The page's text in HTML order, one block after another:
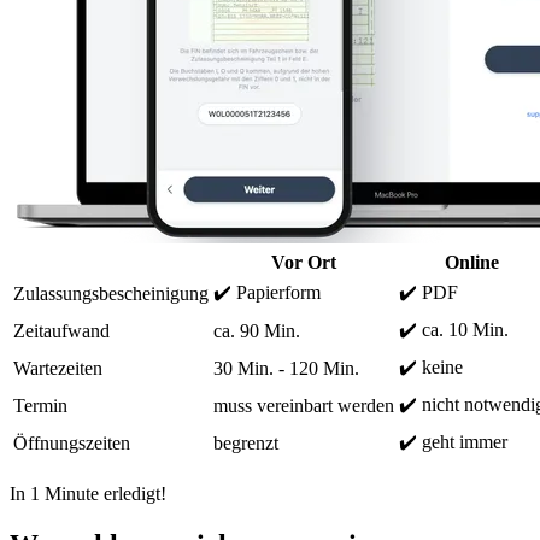
Vor Ort
Online
Zulassungsbescheinigung ✔️ Papierform
✔️ PDF
Zeitaufwand
ca. 90 Min.
✔️ ca. 10 Min.
Wartezeiten
30 Min. - 120 Min.
✔️ keine
Termin
muss vereinbart werden ✔️ nicht
Öffnungszeiten
begrenzt ✔️ geht immer
In 1 Minute erledigt!